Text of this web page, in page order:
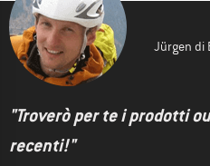
Jürgen di
"Troverò per te i prodotti
recenti!"